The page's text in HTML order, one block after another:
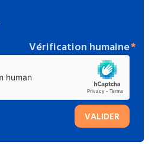
Vérification humaine
VALIDER